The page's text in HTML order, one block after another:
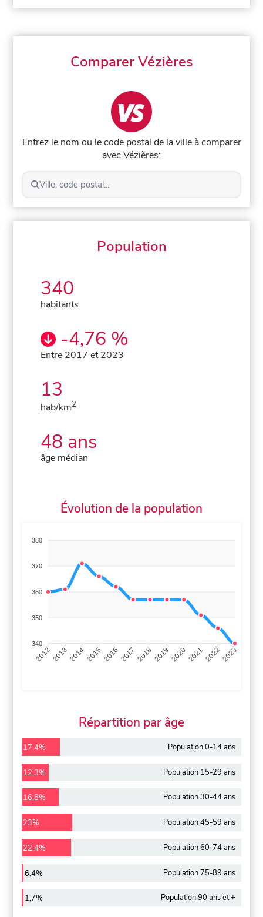
Comparer Vézières
Entrez le nom ou le code postal de la ville à comparer
avec Vézières:
Ville, code postal...
Population
340
habitants
-4,76 %
Entre 2017 et 2023
13
hab/km2
48 ans
âge médian
Évolution de la population
380
370
360
350
340
201220132014201520162017 20182019 2020202120222023
Répartition par âge
17,4% Population 0-14 ans
12,3% Population 15-29 ans
16,8% Population 30-44 ans
23% Population 45-59 ans
22,4% Population 60-74 ans
6,4% Population 75-89 ans
1,7% Population 90 ans et +